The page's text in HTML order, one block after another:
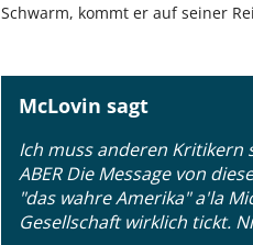
Schwarm, kommt er auf seiner
McLovin sagt
Ich muss anderen Kritikern
ABER Die Message von
"das wahre Amerika" a'la
Gesellschaft wirklich tickt.